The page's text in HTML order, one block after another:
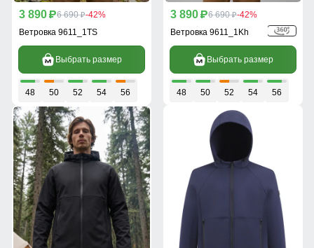
3 890 p6 690 p-42%
Ветровка 9611_1TS
Выбрать размер
48 50 52 54 56
3 890 p6 690 p-42%
Ветровка 9611_1Kh
Выбрать размер
48 50 52 54 56